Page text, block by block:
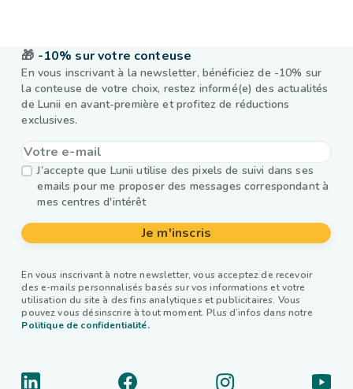
🎁 -10% sur votre conteuse
En vous inscrivant à la newsletter, bénéficiez de -10% sur
la conteuse de votre choix, restez informé(e) des actualités
de Lunii en avant-première et profitez de réductions
exclusives.
J’accepte que Lunii utilise des pixels de suivi dans ses
emails pour me proposer des messages correspondant à
mes centres d'intérêt
Je m'inscris
En vous inscrivant à notre newsletter, vous acceptez de recevoir
des e-mails personnalisés basés sur vos informations et votre
utilisation du site à des fins analytiques et publicitaires. Vous
pouvez vous désinscrire à tout moment. Plus d’infos dans notre
Politique de confidentialité.